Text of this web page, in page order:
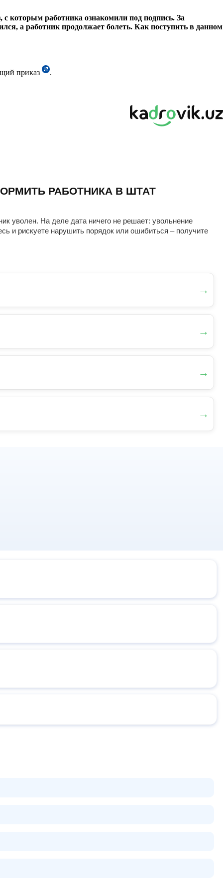
которым работника ознакомили под подпись. За
а работник продолжает болеть. Как поступить в данном
приказ .
РАБОТНИКА В ШТАТ
уволен. На деле дата ничего не решает: увольнение
и рискуете нарушить порядок или ошибиться – получите
→
→
→
→